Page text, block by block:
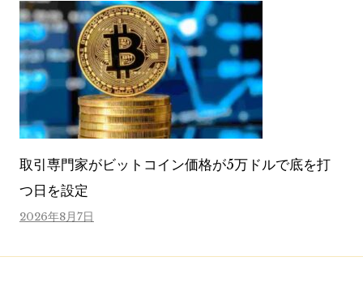
取引専門家がビットコイン価格が5万ドルで底を打
つ日を設定
2026年8月7日